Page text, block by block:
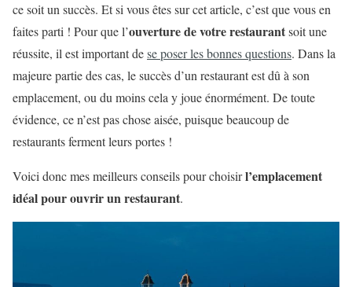
ce soit un succès. Et si vous êtes sur cet article, c’est que vous en
faites parti ! Pour que l’ouverture de votre restaurantsoit une
réussite, il est important dese poser les bonnes questions. Dans la
majeure partie des cas, le succès d’un restaurant est dû à son
emplacement, ou du moins cela y joue énormément. De toute
évidence, ce n’est pas chose aisée, puisque beaucoup de
restaurants ferment leurs portes !
Voici donc mes meilleurs conseils pour choisirl’emplacement
idéal pour ouvrir un restaurant.